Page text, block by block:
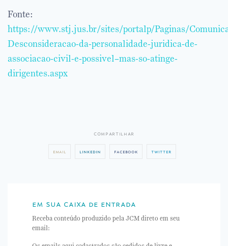
Fonte:
https://www.stj.jus.br/sites/portalp/Paginas/
Desconsideracao-da-personalidade-juridica-de-
associacao-civil-e-possivel–mas-so-atinge-
dirigentes.aspx
compartilhar
email linkedin facebook twitter
em sua caixa de entrada
Receba conteúdo produzido pela JCM direto em seu
email: